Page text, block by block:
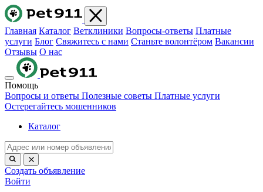
Главная Каталог Ветклиники Вопросы-ответы Платные
услуги Блог Свяжитесь с нами Станьте волонтёром Вакансии
Отзывы О нас
Помощь
Вопросы и ответы Полезные советы Платные услуги
Остерегайтесь мошенников
Каталог
Создать объявление
Войти